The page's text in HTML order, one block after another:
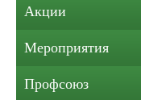
Акции
Мероприятия
Профсоюз